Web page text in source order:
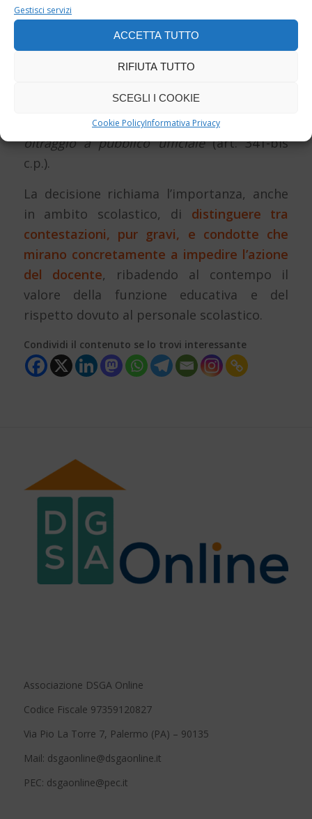
Gestisci servizi
ACCETTA TUTTO
RIFIUTA TUTTO
SCEGLI I COOKIE
Cookie PolicyInformativa Privacy
diretta a bloccare l’esercizio della funzione.
La Cassazione ha quindi escluso la
configurabilità della resistenza e rinviato
altri reati, comeminaccia(art. 612 c.p., con
possibile aggravante ex art. 61 n.10 c.p.) o
oltraggio a pubblico ufficiale(art. 341-bis
c.p.).
La decisione richiama l’importanza, anche
in ambito scolastico, di distinguere tra
contestazioni, pur gravi, e condotte che
mirano concretamente a impedire l’azione
del docente, ribadendo al contempo il
valore della funzione educativa e del
rispetto dovuto al personale scolastico.
Condividi il contenuto se lo trovi interessante
Associazione DSGA Online
Codice Fiscale 97359120827
Via Pio La Torre 7, Palermo (PA) – 90135
Mail: dsgaonline@dsgaonline.it
PEC: dsgaonline@pec.it